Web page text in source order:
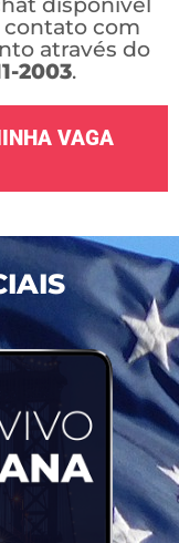
com
através do
2003.
VAGA